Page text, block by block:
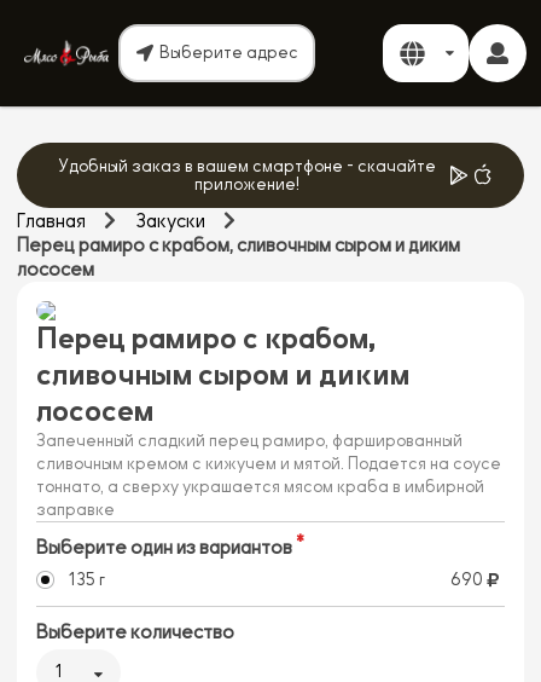
Выберите адрес
Удобный заказ в вашем смартфоне - скачайте
приложение!
Главная
Закуски
Перец рамиро с крабом, сливочным сыром и диким
лососем
Перец рамиро с крабом,
сливочным сыром и диким
лососем
Запеченный сладкий перец рамиро, фаршированный
сливочным кремом с кижучем и мятой. Подается на соусе
тоннато, а сверху украшается мясом краба в имбирной
заправке
Выберите один из вариантов
135 г 690
Выберите количество
1